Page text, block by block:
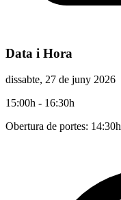
Data i Hora
dissabte, 27 de juny 2026
15:00h - 16:30h
Obertura de portes: 14:30h